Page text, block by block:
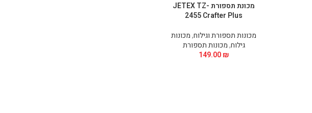
מכונת תספורת JETEX TZ-
2455 Crafter Plus
מכונות תספורת וגילוח,מכונות
גילוח,מכונות תספורת
149.00₪